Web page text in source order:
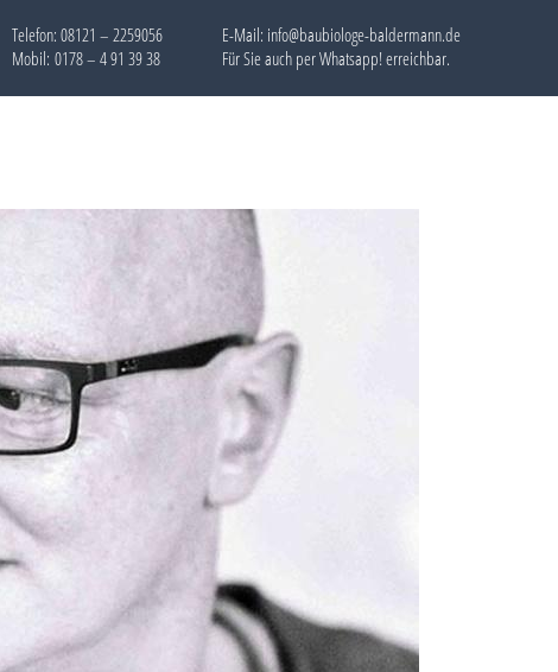
Telefon: 08121 – 2259056
Mobil: 0178 – 4 91 39 38
E-Mail: info@baubiologe-baldermann.de
Für Sie auch perWhatsapp!erreichbar.